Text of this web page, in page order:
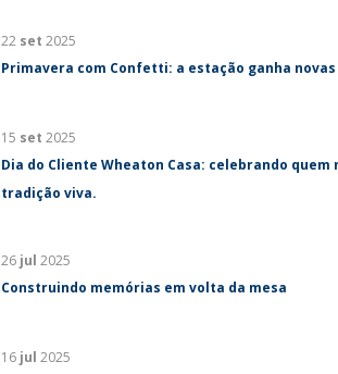
22 set 2025
Primavera com Confetti: a estação ganha
15 set 2025
Dia do Cliente Wheaton Casa: celebrando
tradição viva.
26 jul 2025
Construindo memórias em volta da mesa
16 jul 2025